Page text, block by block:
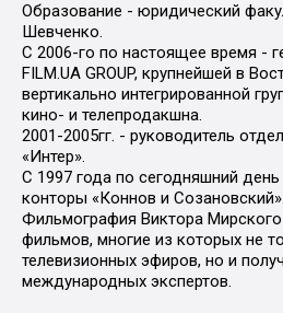
Образование - юридический
Шевченко.
С 2006-го по настоящее время -
FILM.UA GROUP, крупнейшей в
вертикально интегрированной
кино- и телепродакшна.
2001-2005гг. - руководитель
«Интер».
С 1997 года по сегодняшний
конторы «Коннов и Созановский».
Фильмография Виктора
фильмов, многие из которых не
телевизионных эфиров, но и
международных экспертов.